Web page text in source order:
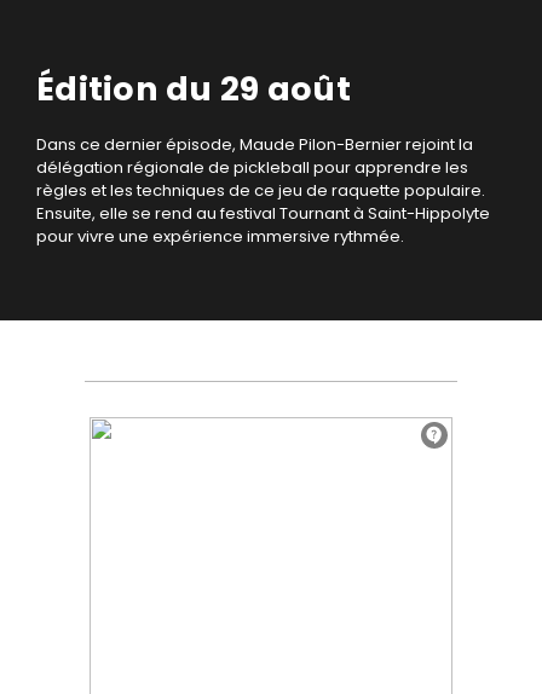
Édition du 29 août
Dans ce dernier épisode, Maude Pilon-Bernier rejoint la
délégation régionale de pickleball pour apprendre les
règles et les techniques de ce jeu de raquette populaire.
Ensuite, elle se rend au festival Tournant à Saint-Hippolyte
pour vivre une expérience immersive rythmée.